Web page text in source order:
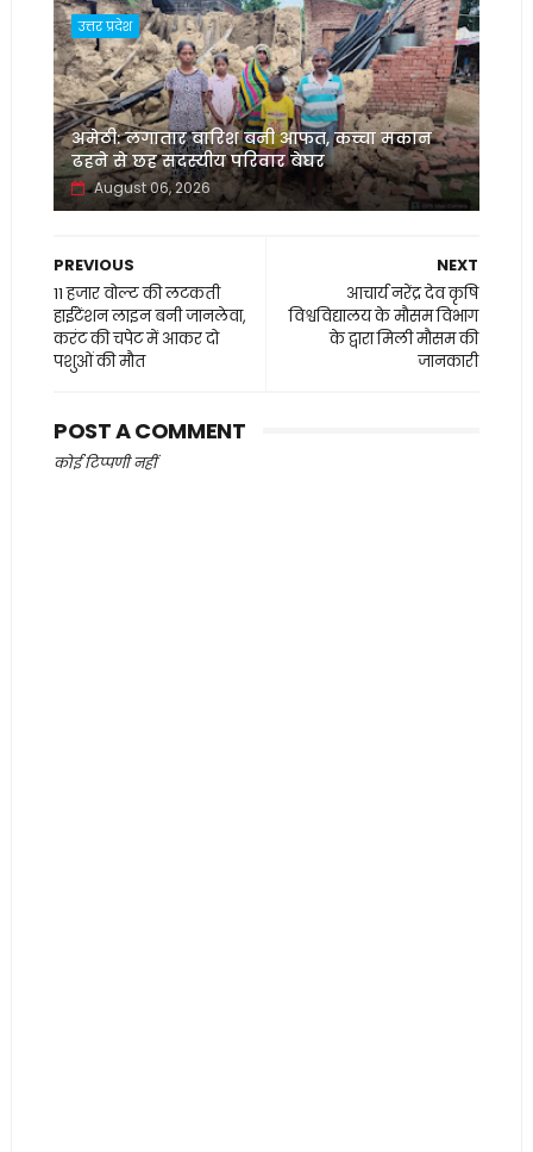
उत्तर प्रदेश
अमेठी: लगातार बारिश बनी आफत, कच्चा मकान
ढहने से छह सदस्यीय परिवार बेघर
August 06, 2026
NEXT
आचार्य नरेंद्र देव कृषि
विश्वविद्यालय के मौसम विभाग
के द्वारा मिली मौसम की
जानकारी
PREVIOUS
11 हजार वोल्ट की लटकती
हाईटेंशन लाइन बनी जानलेवा,
करंट की चपेट में आकर दो
पशुओं की मौत
POST A COMMENT
कोई टिप्पणी नहीं